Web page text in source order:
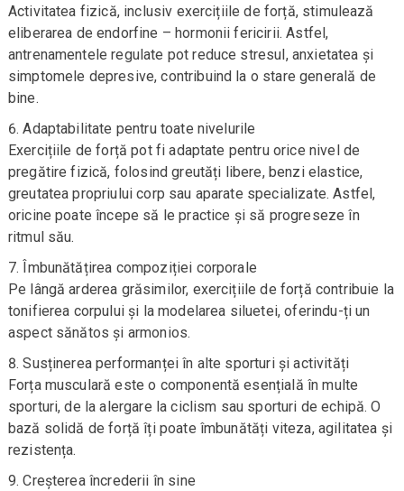
Activitatea fizică, inclusiv exercițiile de forță, stimulează
eliberarea de endorfine – hormonii fericirii. Astfel,
antrenamentele regulate pot reduce stresul, anxietatea și
simptomele depresive, contribuind la o stare generală de
bine.
Adaptabilitate pentru toate nivelurile
Exercițiile de forță pot fi adaptate pentru orice nivel de
pregătire fizică, folosind greutăți libere, benzi elastice,
greutatea propriului corp sau aparate specializate. Astfel,
oricine poate începe să le practice și să progreseze în
ritmul său.
Îmbunătățirea compoziției corporale
Pe lângă arderea grăsimilor, exercițiile de forță contribuie la
tonifierea corpului și la modelarea siluetei, oferindu-ți un
aspect sănătos și armonios.
Susținerea performanței în alte sporturi și activități
Forța musculară este o componentă esențială în multe
sporturi, de la alergare la ciclism sau sporturi de echipă. O
bază solidă de forță îți poate îmbunătăți viteza, agilitatea și
rezistența.
Creșterea încrederii în sine